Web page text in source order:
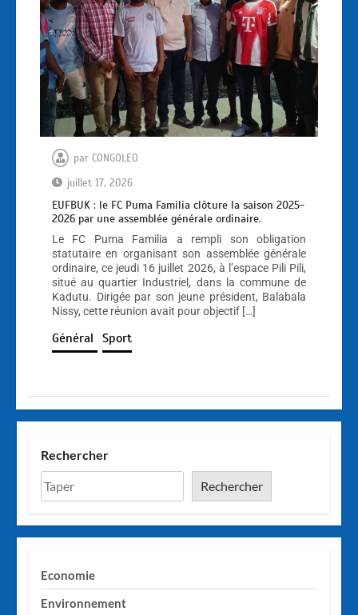
par CONGOLEO
juillet 17, 2026
EUFBUK : le FC Puma Familia clôture la saison 2025-
2026 par une assemblée générale ordinaire.
Le FC Puma Familia a rempli son obligation
statutaire en organisant son assemblée générale
ordinaire, ce jeudi 16 juillet 2026, à l’espace Pili Pili,
situé au quartier Industriel, dans la commune de
Kadutu. Dirigée par son jeune président, Balabala
Nissy, cette réunion avait pour objectif […]
Général Sport
Rechercher
Rechercher
Economie
Environnement